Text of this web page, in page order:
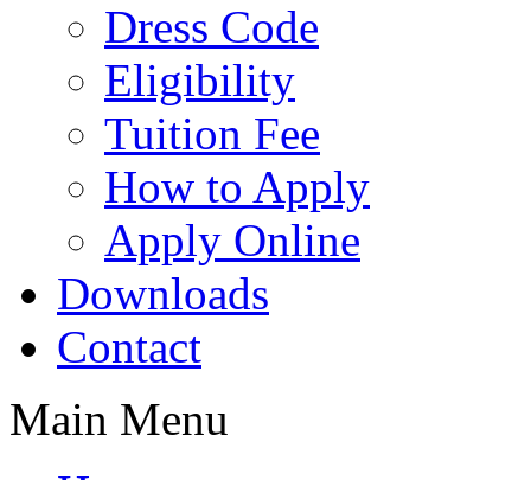
Dress Code
Eligibility
Tuition Fee
How to Apply
Apply Online
Downloads
Contact
Main Menu